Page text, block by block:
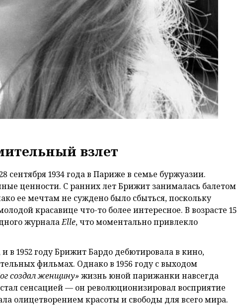
взлет
1934 года в Париже в семье буржуазии.
ценности. С ранних лет Брижит занималась балетом
ее мечтам не суждено было сбыться, поскольку
красавице что-то более интересное. В возрасте 15
журналаElle, что моментально привлекло
в 1952 году Брижит Бардо дебютировала в кино,
фильмах. Однако в 1956 году с выходом
создал женщину»жизнь юной парижанки навсегда
сенсацией — он революционизировал восприятие
олицетворением красоты и свободы для всего мира.